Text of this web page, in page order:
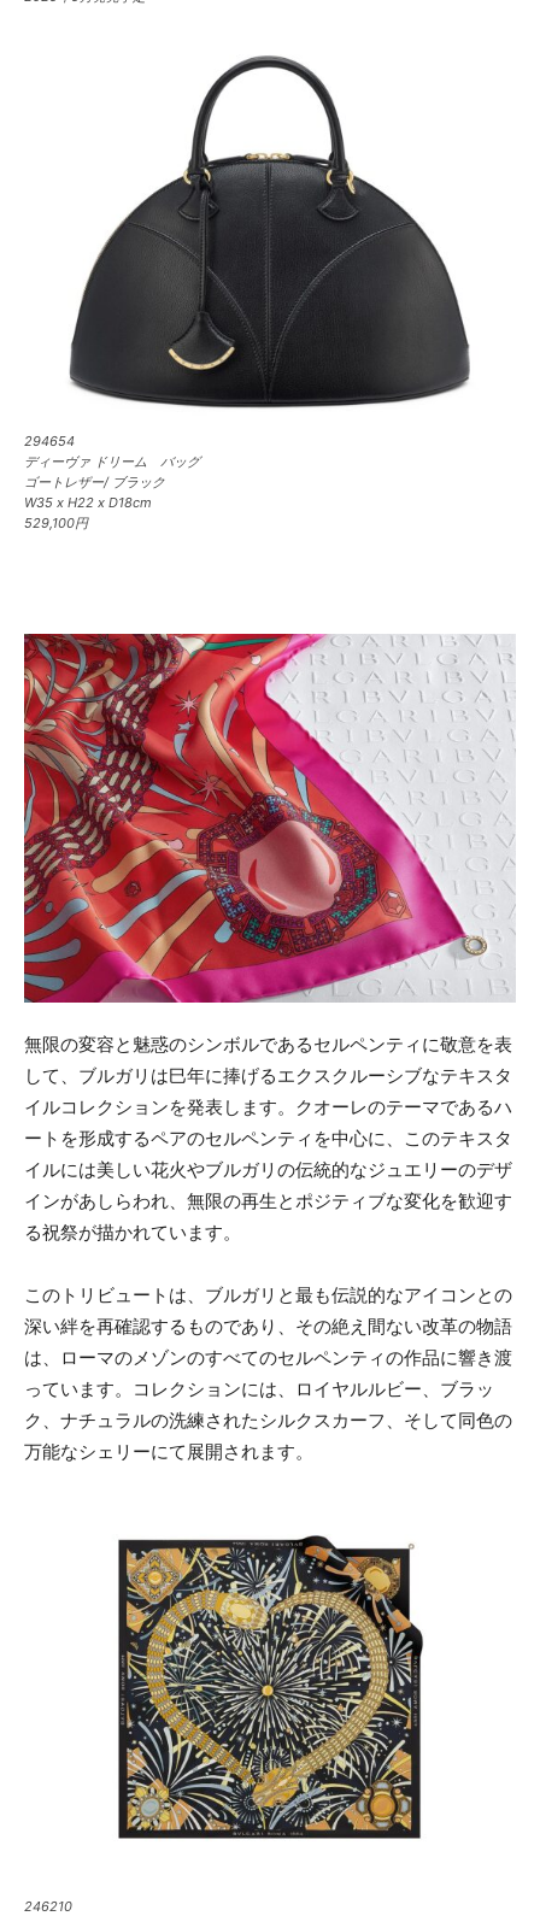
294654
ディーヴァ ドリーム バッグ
ゴートレザー/ ブラック
W35 x H22 x D18cm
529,100円
無限の変容と魅惑のシンボルであるセルペンティに敬意を表
して、ブルガリは巳年に捧げるエクスクルーシブなテキスタ
イルコレクションを発表します。クオーレのテーマであるハ
ートを形成するペアのセルペンティを中心に、このテキスタ
イルには美しい花火やブルガリの伝統的なジュエリーのデザ
インがあしらわれ、無限の再生とポジティブな変化を歓迎す
る祝祭が描かれています。
このトリビュートは、ブルガリと最も伝説的なアイコンとの
深い絆を再確認するものであり、その絶え間ない改革の物語
は、ローマのメゾンのすべてのセルペンティの作品に響き渡
っています。コレクションには、ロイヤルルビー、ブラッ
ク、ナチュラルの洗練されたシルクスカーフ、そして同色の
万能なシェリーにて展開されます。
246210